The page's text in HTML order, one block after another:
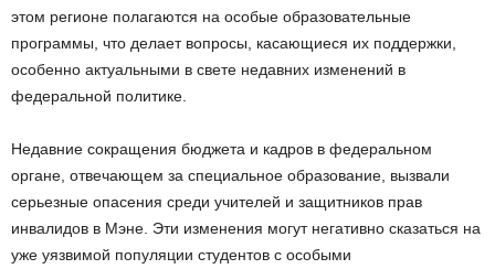
этом регионе полагаются на особые образовательные
программы, что делает вопросы, касающиеся их поддержки,
особенно актуальными в свете недавних изменений в
федеральной политике.
Недавние сокращения бюджета и кадров в федеральном
органе, отвечающем за специальное образование, вызвали
серьезные опасения среди учителей и защитников прав
инвалидов в Мэне. Эти изменения могут негативно сказаться на
уже уязвимой популяции студентов с особыми